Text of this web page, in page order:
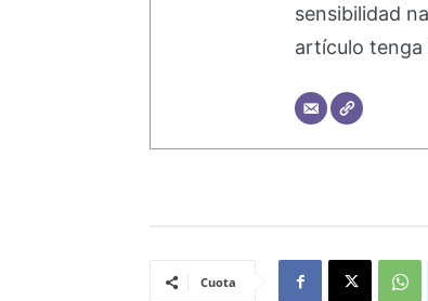
sensibilidad
artículo tenga
Cuota